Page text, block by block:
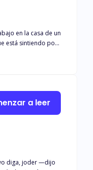
está sintiendo por
diga, joder —dijo
a leer